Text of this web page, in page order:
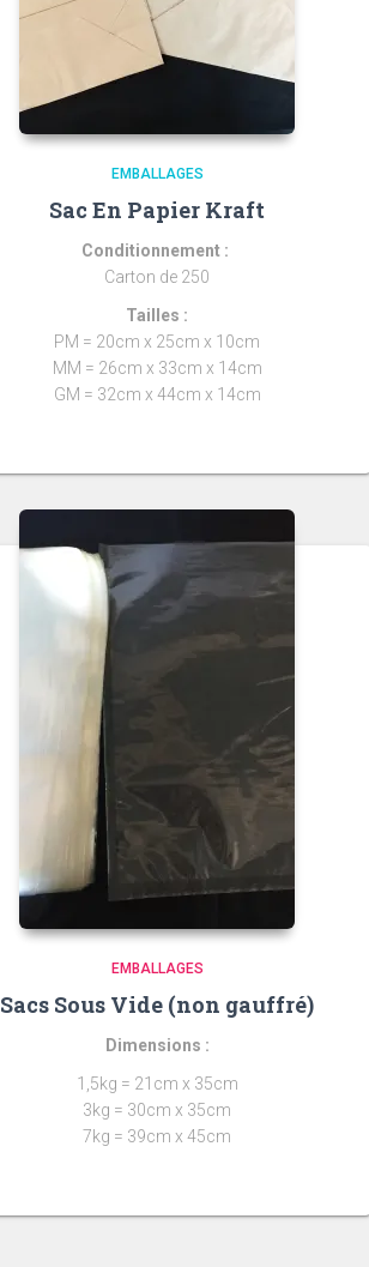
EMBALLAGES
Sac En Papier Kraft
Conditionnement :
Carton de 250
Tailles :
PM = 20cm x 25cm x 10cm
MM = 26cm x 33cm x 14cm
GM = 32cm x 44cm x 14cm
EMBALLAGES
Sacs Sous Vide (non gauffré)
Dimensions :
1,5kg = 21cm x 35cm
3kg = 30cm x 35cm
7kg = 39cm x 45cm